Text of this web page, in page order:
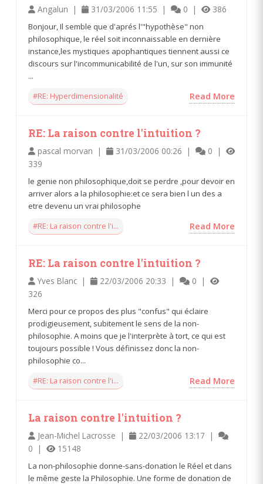
Angalun | 31/03/2006 11:55 | 0 | 386
Bonjour, Il semble que d'aprés l'"hypothèse" non
philosophique, le réel soit inconnaissable en dernière
instance,les mystiques apophantiques tiennent aussi ce
discours sur l'incommunicabilité de l'un, sur son immunité
...
#RE: Hyperdimensionalité
Read More
RE: La raison contre l'intuition ?
pascal morvan | 31/03/2006 00:26 |
0 |
339
le genie non philosophique,doit se perdre ,pour devoir en
arriver alors a la philosophie:et ce sera bien l un des a
etre devenu un vrai philosophe
#RE: La raison contre l'i...
Read More
RE: La raison contre l'intuition ?
Yves Blanc | 22/03/2006 20:33 |
0 |
326
Merci pour ce propos des plus "confus" qui éclaire
prodigieusement, subitement le sens de la non-
philosophie. A moins que je l'interprète à tort, ce qui est
toujours possible ! Vous définissez donc la non-
philosophie co...
#RE: La raison contre l'i...
Read More
La raison contre l'intuition ?
Jean-Michel Lacrosse |
22/03/2006 13:17 |
0 |
15148
La non-philosophie donne-sans-donation le Réel et dans
le même geste la Philosophie. Une forme de donation de